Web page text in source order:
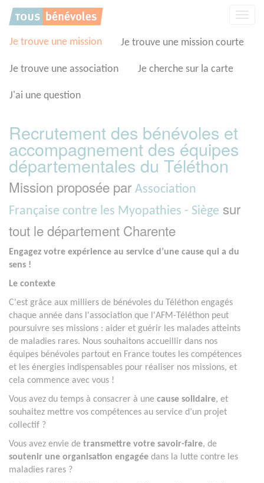
Je trouve une mission Je trouve une mission courte
Je trouve une association Je cherche sur la carte
J'ai une question
Recrutement des bénévoles et
accompagnement des équipes
départementales du Téléthon
Mission proposée par Association
Française contre les Myopathies - Siège sur
tout le département Charente
Engagez votre expérience au service d’une cause qui a du
sens !
Le contexte
C'est grâce aux milliers de bénévoles du Téléthon engagés
chaque année dans l'association que l'AFM-Téléthon peut
poursuivre ses missions : aider et guérir les malades atteints
de maladies rares. Nous souhaitons accueillir dans nos
équipes bénévoles partout en France toutes les compétences
et les énergies indispensables pour réaliser nos missions, et
cela commence avec vous !
Vous avez du temps à consacrer à une cause solidaire, et
souhaitez mettre vos compétences au service d’un projet
collectif ?
Vous avez envie de transmettre votre savoir-faire, de
soutenir une organisation engagée dans la lutte contre les
maladies rares ?
Panneau de gestion des cookies